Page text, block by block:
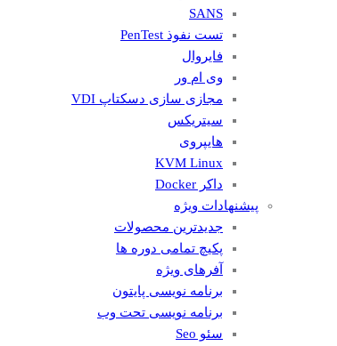
SANS
تست نفوذ PenTest
فایروال
وی ام ور
مجازی سازی دسکتاپ VDI
سیتریکس
هایپروی
KVM Linux
داکر Docker
پیشنهادات ویژه
جدیدترین محصولات
پکیچ تمامی دوره ها
آفرهای ویژه
برنامه نویسی پایتون
برنامه نویسی تحت وب
سئو Seo